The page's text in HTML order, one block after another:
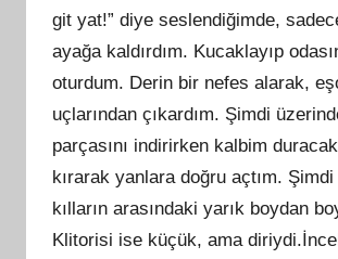
git yat!” diye seslendiğimde,
ayağa kaldırdım. Kucaklayıp
oturdum. Derin bir nefes alarak,
uçlarından çıkardım. Şimdi
parçasını indirirken kalbim
kırarak yanlara doğru açtım.
kılların arasındaki yarık boydan
Klitorisi ise küçük, ama